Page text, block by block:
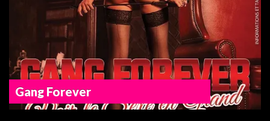
Gang Forever